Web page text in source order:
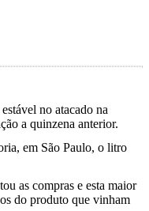
no atacado na
a quinzena anterior.
em São Paulo, o litro
as compras e esta maior
do produto que vinham